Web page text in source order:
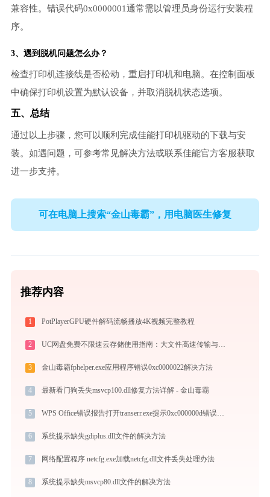
兼容性。错误代码0x0000001通常需以管理员身份运行安装程
序。
3、遇到脱机问题怎么办？
检查打印机连接线是否松动，重启打印机和电脑。在控制面板
中确保打印机设置为默认设备，并取消脱机状态选项。
五、总结
通过以上步骤，您可以顺利完成佳能打印机驱动的下载与安
装。如遇问题，可参考常见解决方法或联系佳能官方客服获取
进一步支持。
可在电脑上搜索“金山毒霸”，用电脑医生修复
推荐内容
1 PotPlayerGPU硬件解码流畅播放4K视频完整教程
2 UC网盘免费不限速云存储使用指南：大文件高速传输与在线协作实战
3 金山毒霸fphelper.exe应用程序错误0xc0000022解决方法
4 最新看门狗丢失msvcp100.dll修复方法详解 - 金山毒霸
5 WPS Office错误报告打开transerr.exe提示0xc000000d错误码怎么办
6 系统提示缺失gdiplus.dll文件的解决方法
7 网络配置程序 netcfg.exe加载netcfg.dll文件丢失处理办法
8 系统提示缺失msvcp80.dll文件的解决方法